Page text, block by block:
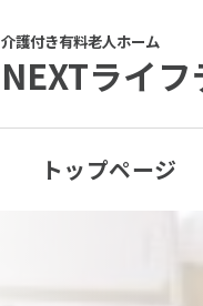
介護付き有料老人ホーム
NEXTライ
トップページ